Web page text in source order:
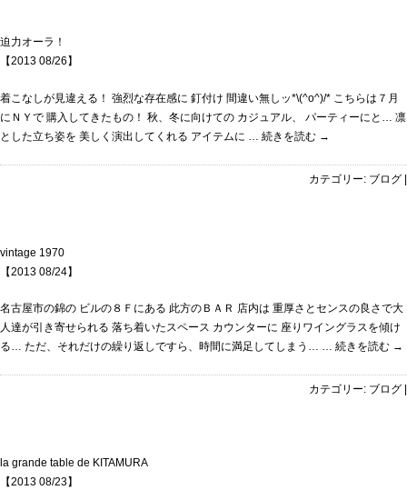
迫力オーラ！
【2013 08/26】
着こなしが見違える！ 強烈な存在感に 釘付け 間違い無しッ*\(^o^)/* こちらは７月
にＮＹで 購入してきたもの！ 秋、冬に向けての カジュアル、 パーティーにと… 凛
とした立ち姿を 美しく演出してくれる アイテムに … 続きを読む →
カテゴリー: ブログ |
vintage 1970
【2013 08/24】
名古屋市の錦の ビルの８Ｆにある 此方のＢＡＲ 店内は 重厚さとセンスの良さで大
人達が引き寄せられる 落ち着いたスペース カウンターに 座りワイングラスを傾け
る… ただ、それだけの繰り返しですら、時間に満足してしまう… … 続きを読む →
カテゴリー: ブログ
la grande table de KITAMURA
【2013 08/23】